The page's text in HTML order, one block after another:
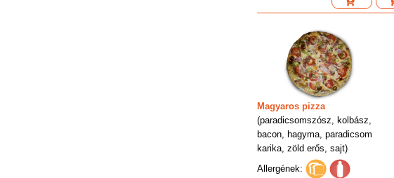
Magyaros pizza
(paradicsomszósz, kolbász,
bacon, hagyma, paradicsom
karika, zöld erős, sajt)
Allergének: